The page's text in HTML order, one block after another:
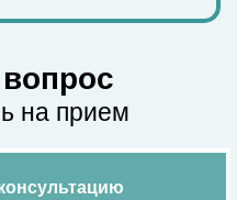
на прием